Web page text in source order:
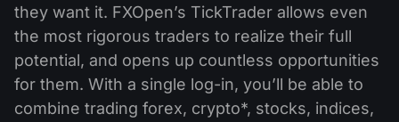
they want it. FXOpen’s TickTrader allows even
the most rigorous traders to realize their full
potential, and opens up countless opportunities
for them. With a single log-in, you’ll be able to
combine trading forex, crypto*, stocks, indices,